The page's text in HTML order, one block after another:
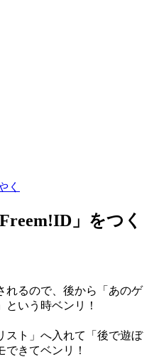
く
Freem!ID 」をつく
れるので、後から「あのゲ
いう時ベンリ！
スト」へ入れて「後で遊ぼ
できてベンリ！